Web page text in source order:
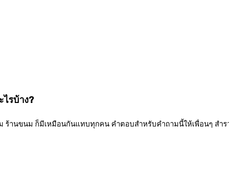
ไรบ้าง?
ร้านขนม ก็มีเหมือนกันแทบทุกคน คำตอบสำหรับคำถามนี้ให้เพื่อนๆ สำร